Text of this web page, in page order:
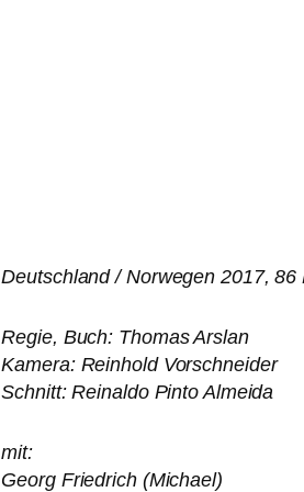
Deutschland / Norwegen 2017, 86
Regie, Buch: Thomas Arslan
Kamera: Reinhold Vorschneider
Schnitt: Reinaldo Pinto Almeida
mit:
Georg Friedrich (Michael)